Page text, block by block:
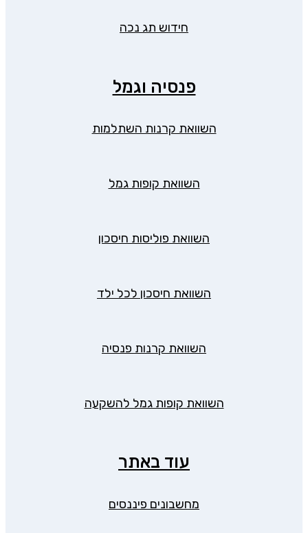
חידוש תג נכה
פנסיה וגמל
השוואת קרנות השתלמות
השוואת קופות גמל
השוואת פוליסות חיסכון
השוואת חיסכון לכל ילד
השוואת קרנות פנסיה
השוואת קופות גמל להשקעה
עוד באתר
מחשבונים פיננסים